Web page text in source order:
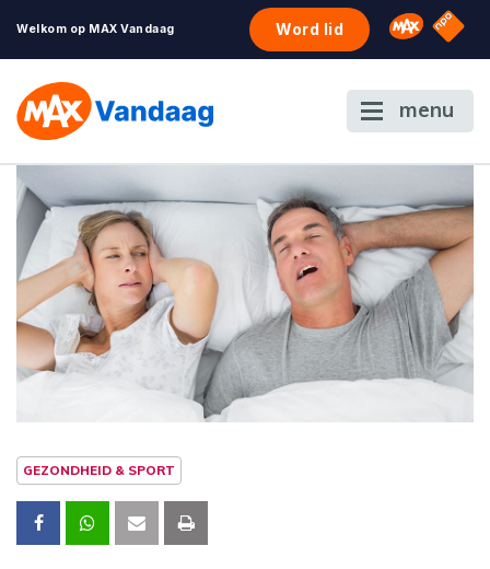
Welkom op MAX Vandaag Word lid Omroep
NPO
menu
GEZONDHEID & SPORT